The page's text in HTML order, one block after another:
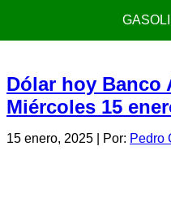
Dólar hoy Banco
Miércoles 15
15 enero, 2025 | Por: Pedro